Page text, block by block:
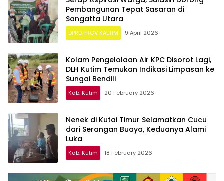
Pembangunan Tepat Sasaran di
Sangatta Utara
DPRD PROV KALTIM 9 April 2026
Kolam Pengelolaan Air KPC Disorot Lagi,
DLH Kutim Temukan Indikasi Limpasan ke
Sungai Bendili
Kab. Kutim 20 February 2026
Nenek di Kutai Timur Selamatkan Cucu
dari Serangan Buaya, Keduanya Alami
Luka
Kab. Kutim 18 February 2026